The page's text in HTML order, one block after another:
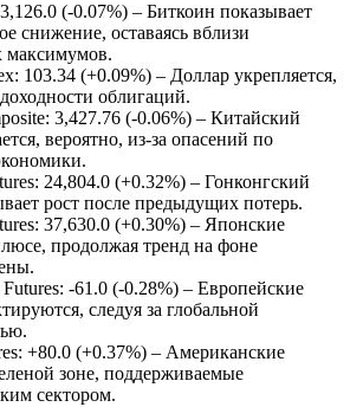
(-0.07%) – Биткоин показывает
снижение, оставаясь вблизи
максимумов.
103.34 (+0.09%) – Доллар укрепляется,
облигаций.
3,427.76 (-0.06%) – Китайский
вероятно, из-за опасений по
24,804.0 (+0.32%) – Гонконгский
рост после предыдущих потерь.
37,630.0 (+0.30%) – Японские
продолжая тренд на фоне
-61.0 (-0.28%) – Европейские
следуя за глобальной
+80.0 (+0.37%) – Американские
зоне, поддерживаемые
сектором.